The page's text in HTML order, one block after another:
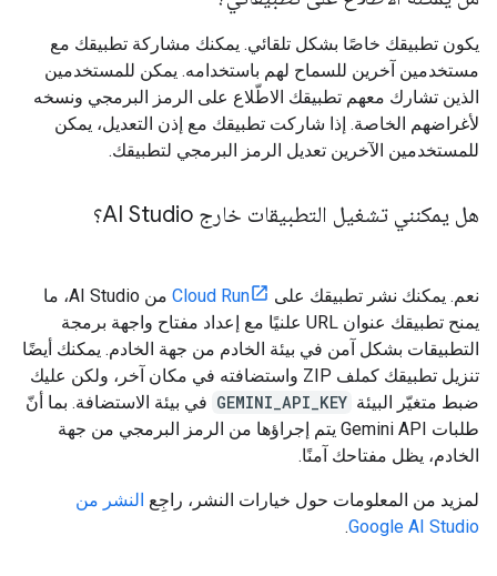
يكون تطبيقك خاصًا بشكل تلقائي. يمكنك مشاركة تطبيقك مع
مستخدمين آخرين للسماح لهم باستخدامه. يمكن للمستخدمين
الذين تشارك معهم تطبيقك الاطّلاع على الرمز البرمجي ونسخه
لأغراضهم الخاصة. إذا شاركت تطبيقك مع إذن التعديل، يمكن
للمستخدمين الآخرين تعديل الرمز البرمجي لتطبيقك.
هل يمكنني تشغيل التطبيقات خارج AI Studio؟
نعم. يمكنك نشر تطبيقك على Cloud Run
من AI Studio، ما
يمنح تطبيقك عنوان URL علنيًا مع إعداد مفتاح واجهة برمجة
التطبيقات بشكل آمن في بيئة الخادم من جهة الخادم. يمكنك أيضًا
تنزيل تطبيقك كملف ZIP واستضافته في مكان آخر، ولكن عليك
ضبط متغيّر البيئة GEMINI_API_KEY في بيئة الاستضافة. بما أنّ
طلبات Gemini API يتم إجراؤها من الرمز البرمجي من جهة
الخادم، يظل مفتاحك آمنًا.
لمزيد من المعلومات حول خيارات النشر، راجِع النشر من
Google AI Studio
.